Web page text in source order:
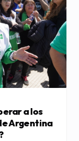
a los
Argentina